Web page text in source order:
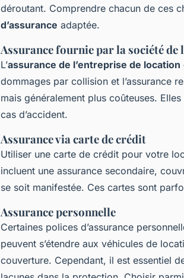
déroutant. Comprendre chacun de ces
d’assurance adaptée.
Assurance fournie par la société de
L’assurance de l’entreprise de location
dommages par collision et l’assurance
mais généralement plus coûteuses.
cas d’accident.
Assurance via carte de crédit
Utiliser une carte de crédit pour votre
incluent une assurance secondaire,
se soit manifestée. Ces cartes sont
Assurance personnelle
Certaines polices d’assurance
peuvent s’étendre aux véhicules de
couverture. Cependant, il est essentiel